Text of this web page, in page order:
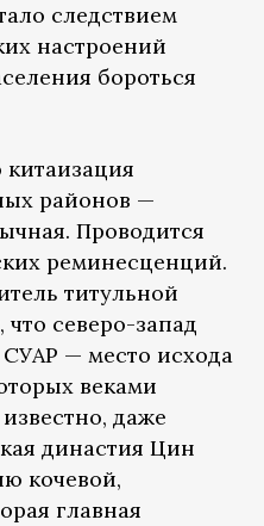
следствием
настроений
бороться
китаизация
районов —
Проводится
реминесценций.
титульной
что северо-запад
— место исхода
веками
даже
династия Цин
кочевой,
главная